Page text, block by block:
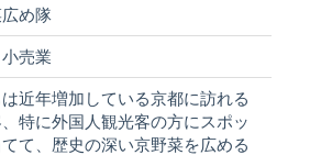
め隊
売業
近年増加している京都に訪れる
特に外国人観光客の方にスポッ
てて、歴史の深い京野菜を広める